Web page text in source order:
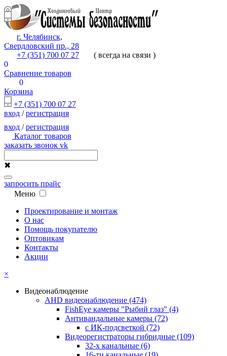
г. Челябинск,
Свердловский пр., 28
+7 (351) 700 07 27
( всегда на связи )
0
Сравнение товаров
0
Корзина
+7 (351) 700 07 27
вход /регистрация
вход /регистрация
Каталог товаров
заказать звонок vk
✖
запросить прайс
Меню
Проектирование и монтаж
О нас
Помощь покупателю
Оптовикам
Контакты
Акции
×
Видеонаблюдение
AHD видеонаблюдение (474)
FishEye камеры "Рыбий глаз" (4)
Антивандальные камеры (72)
с ИК-подсветкой (72)
Видеорегистраторы гибридные (109)
32-х канальные (6)